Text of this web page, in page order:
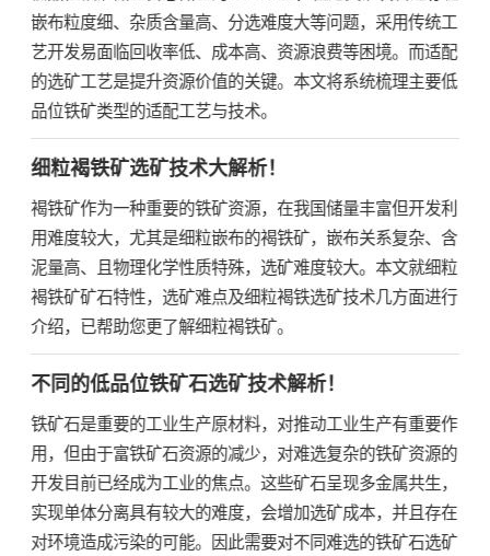
嵌布粒度细、杂质含量高、分选难度大等问题，采用传统工
艺开发易面临回收率低、成本高、资源浪费等困境。而适配
的选矿工艺是提升资源价值的关键。本文将系统梳理主要低
品位铁矿类型的适配工艺与技术。
细粒褐铁矿选矿技术大解析！
褐铁矿作为一种重要的铁矿资源，在我国储量丰富但开发利
用难度较大，尤其是细粒嵌布的褐铁矿，嵌布关系复杂、含
泥量高、且物理化学性质特殊，选矿难度较大。本文就细粒
褐铁矿矿石特性，选矿难点及细粒褐铁选矿技术几方面进行
介绍，已帮助您更了解细粒褐铁矿。
不同的低品位铁矿石选矿技术解析！
铁矿石是重要的工业生产原材料，对推动工业生产有重要作
用，但由于富铁矿石资源的减少，对难选复杂的铁矿资源的
开发目前已经成为工业的焦点。这些矿石呈现多金属共生，
实现单体分离具有较大的难度，会增加选矿成本，并且存在
对环境造成污染的可能。因此需要对不同难选的铁矿石选矿